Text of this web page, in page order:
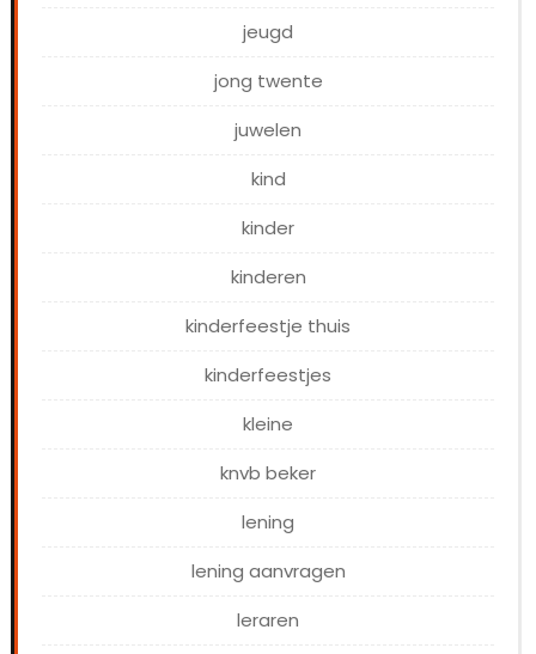
jeugd
jong twente
juwelen
kind
kinder
kinderen
kinderfeestje thuis
kinderfeestjes
kleine
knvb beker
lening
lening aanvragen
leraren